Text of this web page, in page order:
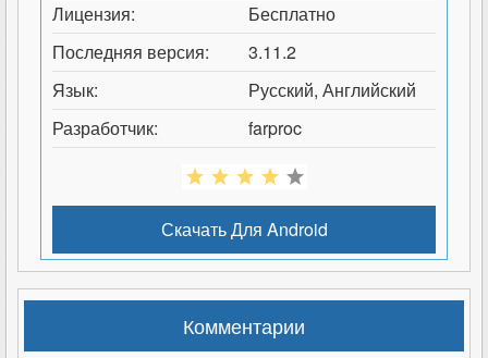
Лицензия:
Бесплатно
Последняя версия:
3.11.2
Язык:
Русский, Английский
Разработчик:
farproc
Скачать Для Android
Комментарии